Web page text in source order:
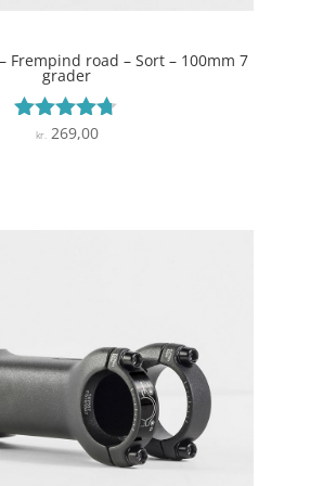
Frempind road – Sort – 100mm 7
grader
Vurderet
kr.269,00